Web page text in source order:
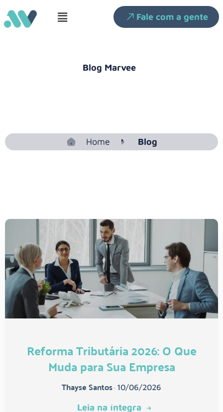
Fale com a gente
Blog Marvee
Home Blog
Reforma Tributária 2026: O Que
Muda para Sua Empresa
Thayse Santos• 10/06/2026
Leia na íntegra